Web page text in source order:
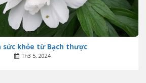
sức khỏe từ Bạch thược
Th3 5, 2024